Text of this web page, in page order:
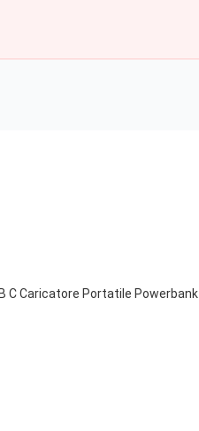
C Caricatore Portatile Powerbank